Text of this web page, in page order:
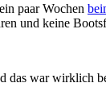
paar Wochen
und keine
war wirklich